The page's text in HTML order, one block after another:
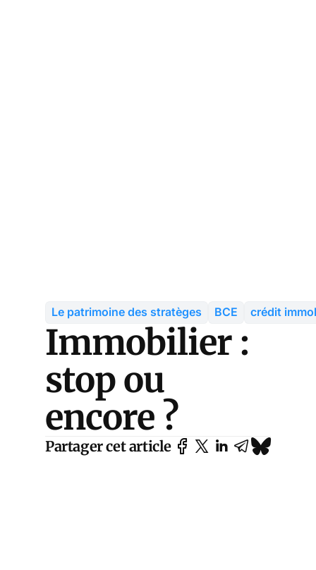
Le patrimoine des stratèges BCE crédit
Immobilier :
stop ou
encore ?
Partager cet article